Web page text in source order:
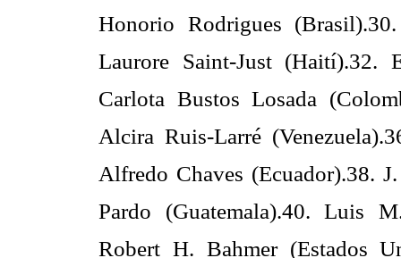
Honorio Rodrigues
Laurore Saint-Just (Haití).32.
Carlota Bustos Losada
Alcira Ruis-Larré
Alfredo Chaves (Ecuador).38.
Pardo (Guatemala).40. Luis
Robert H. Bahmer (Estados